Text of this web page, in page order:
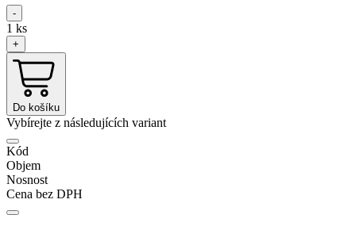
-
1 ks
+
Do košíku
Vybírejte z následujících variant
Kód
Objem
Nosnost
Cena bez DPH